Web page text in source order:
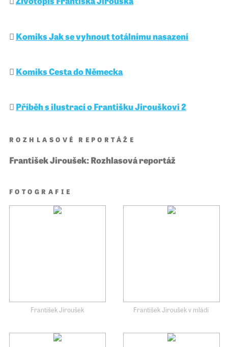
Komiks Jak se vyhnout totálnímu nasazení
Komiks Cesta do Německa
Příběh s ilustrací o Františku Jirouškovi 2
ROZHLASOVÉ REPORTÁŽE
František Jiroušek: Rozhlasová reportáž
FOTOGRAFIE
František Jiroušek František Jiroušek v mládí